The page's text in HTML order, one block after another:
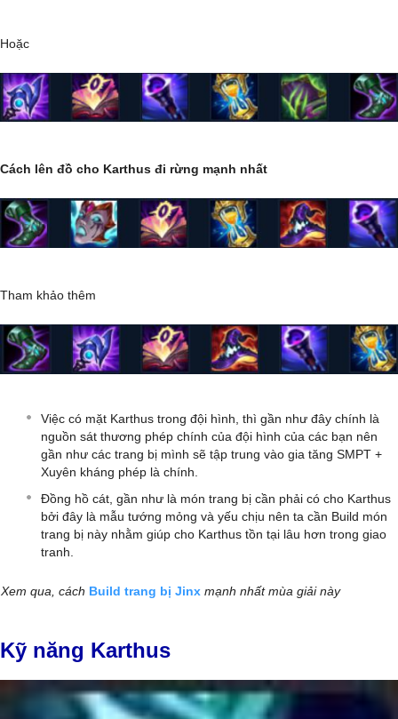
Hoặc
Cách lên đồ cho Karthus đi rừng mạnh nhất
Tham khảo thêm
Việc có mặt Karthus trong đội hình, thì gần như đây chính là
nguồn sát thương phép chính của đội hình của các bạn nên
gần như các trang bị mình sẽ tập trung vào gia tăng SMPT +
Xuyên kháng phép là chính.
Đồng hồ cát, gần như là món trang bị cần phải có cho Karthus
bởi đây là mẫu tướng mỏng và yếu chịu nên ta cần Build món
trang bị này nhằm giúp cho Karthus tồn tại lâu hơn trong giao
tranh.
Xem qua, cách Build trang bị Jinx mạnh nhất mùa giải này
Kỹ năng Karthus